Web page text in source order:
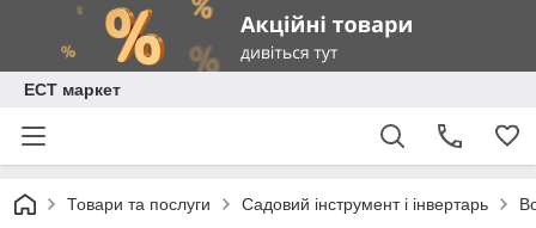
ЕСТ маркет
Товари та послуги Садовий інструмент і інвертарь